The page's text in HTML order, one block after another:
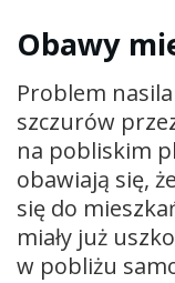
Obawy
Problem
szczurów
na pobliskim
obawiają się,
się do
miały już
w pobliżu